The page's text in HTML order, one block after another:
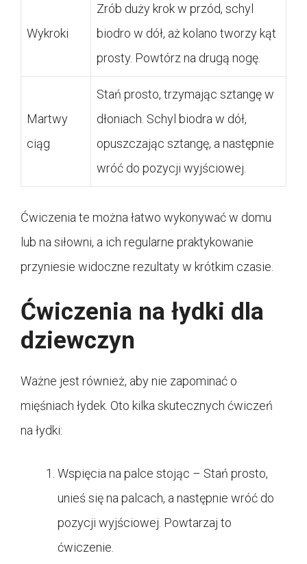
Wykroki
Zrób duży krok w przód, schyl
biodro w dół, aż kolano tworzy kąt
prosty. Powtórz na drugą nogę.
Martwy
ciąg
Stań prosto, trzymając sztangę w
dłoniach. Schyl biodra w dół,
opuszczając sztangę, a następnie
wróć do pozycji wyjściowej.
Ćwiczenia te można łatwo wykonywać w domu
lub na siłowni, a ich regularne praktykowanie
przyniesie widoczne rezultaty w krótkim czasie.
Ćwiczenia na łydki dla
dziewczyn
Ważne jest również, aby nie zapominać o
mięśniach łydek. Oto kilka skutecznych ćwiczeń
na łydki:
Wspięcia na palce stojąc – Stań prosto,
unieś się na palcach, a następnie wróć do
pozycji wyjściowej. Powtarzaj to
ćwiczenie.